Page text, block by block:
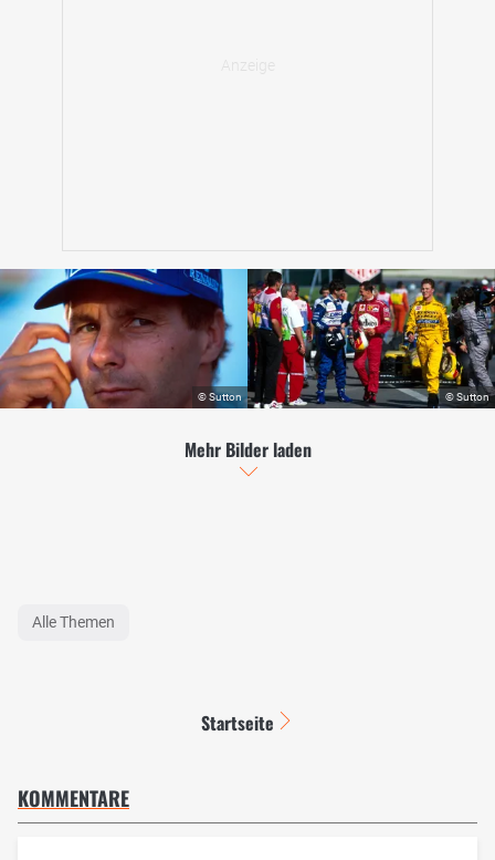
Mehr Bilder laden
Alle Themen
Startseite
KOMMENTARE